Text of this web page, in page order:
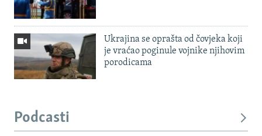
Ukrajina se oprašta od čovjeka koji
je vraćao poginule vojnike njihovim
porodicama
Podcasti